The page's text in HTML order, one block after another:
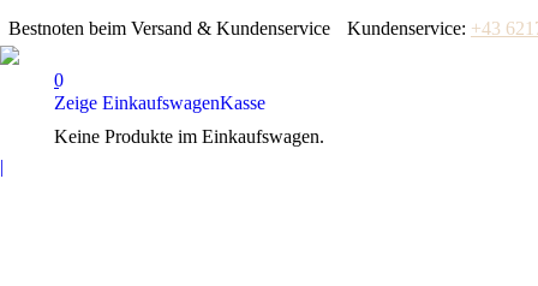
Bestnoten beim Versand & Kundenservice
Kundenservice: +43
0
Zeige EinkaufswagenKasse
Keine Produkte im Einkaufswagen.
|